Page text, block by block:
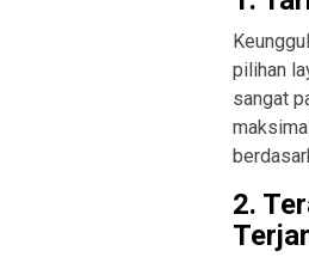
pilihan
sangat
2.